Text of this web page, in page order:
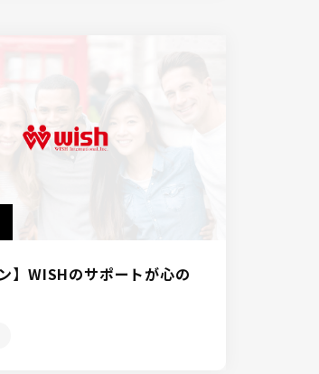
】WISHのサポートが心の